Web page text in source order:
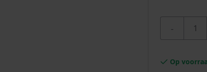
Wixx
Op